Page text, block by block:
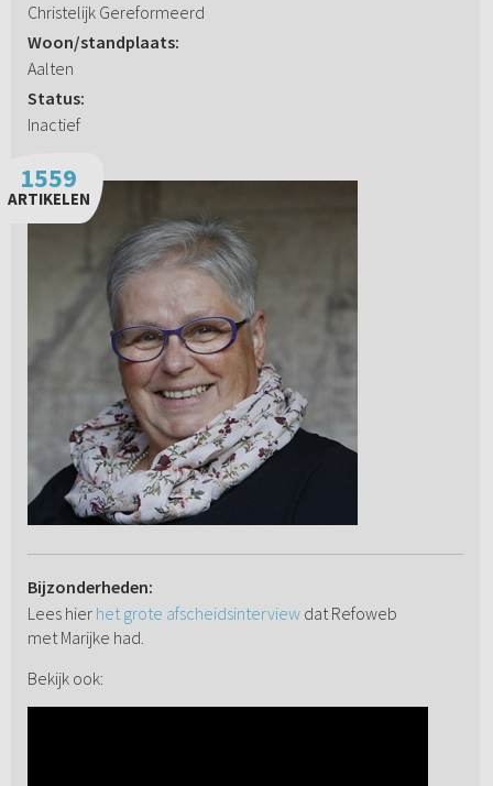
Christelijk Gereformeerd
Woon/standplaats:
Aalten
Status:
Inactief
1559
ARTIKELEN
Bijzonderheden:
Lees hier het grote afscheidsinterviewdat Refoweb
met Marijke had.
Bekijk ook: